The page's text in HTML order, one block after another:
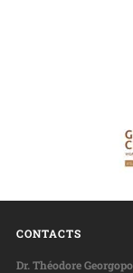
CONTACTS
Dr. Théodore